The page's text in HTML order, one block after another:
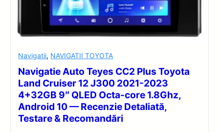
Navigatii, NAVIGATII TOYOTA
Navigatie Auto Teyes CC2 Plus Toyota
Land Cruiser 12 J300 2021-2023
4+32GB 9″ QLED Octa-core 1.8Ghz,
Android 10 — Recenzie Detaliată,
Testare & Recomandări